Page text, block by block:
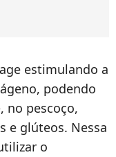
estimulando a
podendo
no pescoço,
e glúteos. Nessa
o